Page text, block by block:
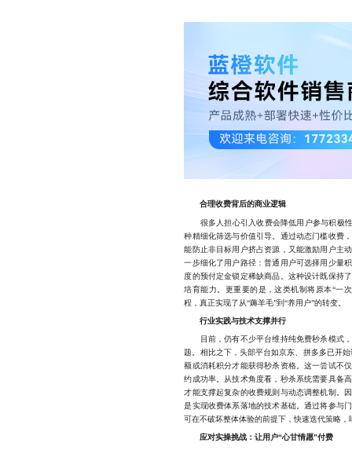
合理收费背后的商业逻辑
很多人担心引入收费会降低用户参与积极性
种精细化筛选与价值引导。通过动态门槛收费
能防止非目标用户挤占资源，又能激励用户主
一步细化了用户路径：普通用户可选择用少量
度的预付定金锁定稀缺商品。这种设计既保持
培育能力。更重要的是，这类机制将原本“一
程，真正实现了从“薅羊毛”到“养用户”的转变。
行业实践与技术支撑并行
目前，仍有不少平台维持纯免费秒杀模式，
题。相比之下，头部平台如京东、拼多多已开
额或消耗积分才能获得秒杀资格。这一尝试不
约成功率。从技术角度看，秒杀系统需要具备
才能支撑起复杂的收费规则与动态调整机制。
是实现收费体系落地的技术基础。通过将参与
可在不破坏整体体验的前提下，快速迭代策略，
应对实操挑战：让用户“心甘情愿”付费